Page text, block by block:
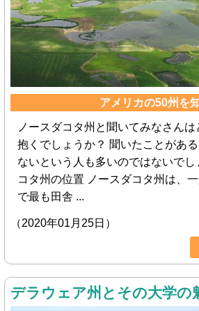
アメリカの50州を
ノースダコタ州と聞いてみなさん
抱くでしょうか？ 聞いたことがあ
ないという人も多いのではないで
コタ州の位置 ノースダコタ州は、
で最も田舎 ...
（2020年01月25日）
デラウェア州とその大学の